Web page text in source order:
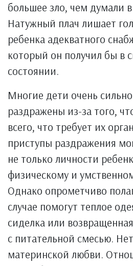
большее зло, чем думали
Натужный плач лишает
ребенка адекватного
который он получил бы в
состоянии.
Многие дети очень
раздражены из-за того,
всего, что требует их
приступы раздражения
не только личности
физическому и
Однако опрометчиво
случае помогут теплое
сиделка или
с питательной смесью.
материнской любви.